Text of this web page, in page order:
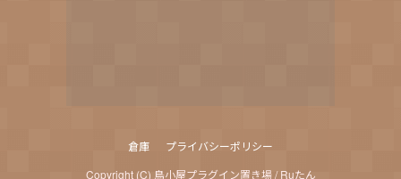
倉庫
プライバシーポリシー
Copyright (C) 鳥小屋プラグイン置き場 / Ruたん